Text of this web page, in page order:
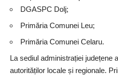
DGASPC Dolj;
Primăria Comunei Leu;
Primăria Comunei Celaru.
La sediul administrației județene
autorităților locale și regionale.